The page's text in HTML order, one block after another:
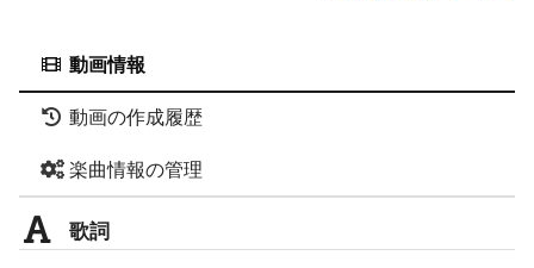
動画情報
動画の作成履歴
楽曲情報の管理
歌詞